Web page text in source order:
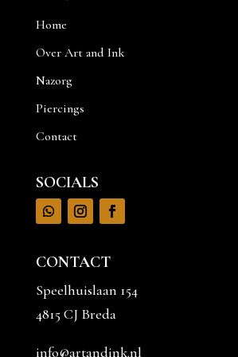
Home
Over Art and Ink
Nazorg
Piercings
Contact
SOCIALS
CONTACT
Speelhuislaan 154
4815 CJ Breda
info@artandink.nl